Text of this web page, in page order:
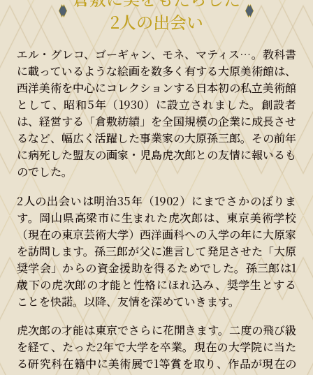
2人の出会い
エル・グレコ、ゴーギャン、モネ、マティス…。教科書
に載っているような絵画を数多く有する大原美術館は、
西洋美術を中心にコレクションする日本初の私立美術館
として、昭和5年（1930）に設立されました。創設者
は、経営する「倉敷紡績」を全国規模の企業に成長させ
るなど、幅広く活躍した事業家の大原孫三郎。その前年
に病死した盟友の画家・児島虎次郎との友情に報いるも
のでした。
2人の出会いは明治35年（1902）にまでさかのぼりま
す。岡山県高梁市に生まれた虎次郎は、東京美術学校
（現在の東京芸術大学）西洋画科への入学の年に大原家
を訪問します。孫三郎が父に進言して発足させた「大原
奨学会」からの資金援助を得るためでした。孫三郎は1
歳下の虎次郎の才能と性格にほれ込み、奨学生とする
ことを快諾。以降、友情を深めていきます。
虎次郎の才能は東京でさらに花開きます。二度の飛び級
を経て、たった2年で大学を卒業。現在の大学院に当た
る研究科在籍中に美術展で1等賞を取り、作品が現在の